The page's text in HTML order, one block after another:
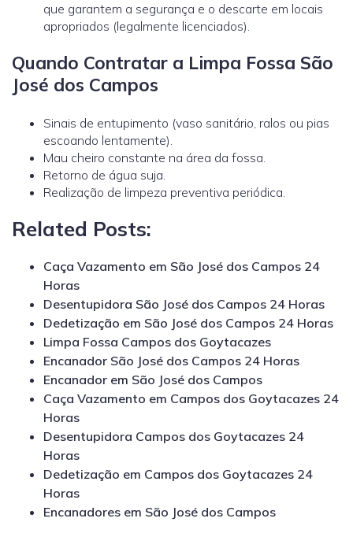
que garantem a segurança e o descarte em locais
apropriados (legalmente licenciados).
Quando Contratar a Limpa Fossa São
José dos Campos
Sinais de entupimento (vaso sanitário, ralos ou pias
escoando lentamente).
Mau cheiro constante na área da fossa.
Retorno de água suja.
Realização de limpeza preventiva periódica.
Related Posts:
Caça Vazamento em São José dos Campos 24
Horas
Desentupidora São José dos Campos 24 Horas
Dedetização em São José dos Campos 24 Horas
Limpa Fossa Campos dos Goytacazes
Encanador São José dos Campos 24 Horas
Encanador em São José dos Campos
Caça Vazamento em Campos dos Goytacazes 24
Horas
Desentupidora Campos dos Goytacazes 24
Horas
Dedetização em Campos dos Goytacazes 24
Horas
Encanadores em São José dos Campos